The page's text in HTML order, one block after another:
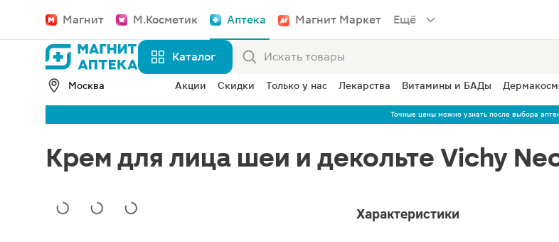
Магнит М.Косметик Аптека Магнит Маркет Ещё
Каталог
Москва Акции Скидки Только у нас Лекарства Витамины и БАДы
Точные цены можно узнать после выбора
Крем для лица шеи и декольте Vichy
Характеристики